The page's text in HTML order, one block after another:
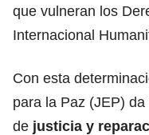
que vulneran los
Internacional
Con esta
para la Paz (JEP)
de justicia y